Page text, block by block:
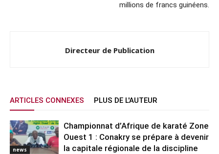
millions de francs guinéens.
Directeur de Publication
ARTICLES CONNEXES PLUS DE L'AUTEUR
news
Championnat d’Afrique de karaté Zone
Ouest 1 : Conakry se prépare à devenir
la capitale régionale de la discipline